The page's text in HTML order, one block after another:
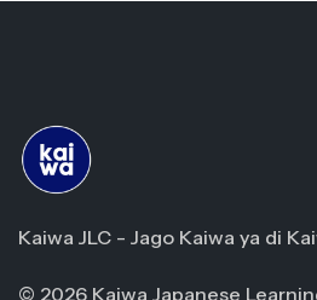
Kaiwa JLC - Jago Kaiwa ya di
© 2026 Kaiwa Japanese